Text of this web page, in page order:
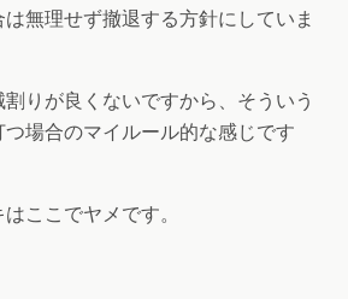
無理せず撤退する方針にしていま
りが良くないですから、そういう
場合のマイルール的な感じです
ここでヤメです。